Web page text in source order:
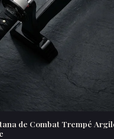
de Combat Trempé